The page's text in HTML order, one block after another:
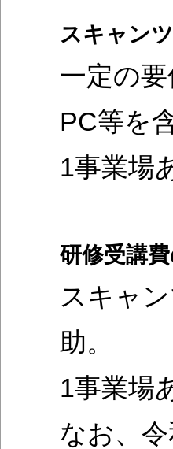
スキャン
一定の
PC等を
1事業場
研修受講費
スキャ
助。
1事業場
なお、